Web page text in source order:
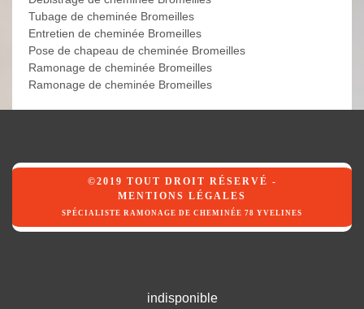
Tubage de cheminée Bromeilles
Entretien de cheminée Bromeilles
Pose de chapeau de cheminée Bromeilles
Ramonage de cheminée Bromeilles
Ramonage de cheminée Bromeilles
©2019 TOUT DROIT RÉSERVÉ -
MENTIONS LÉGALES
SPÉCIALISTE RAMONAGE DE CHEMINÉE 78 YVELINES
indisponible